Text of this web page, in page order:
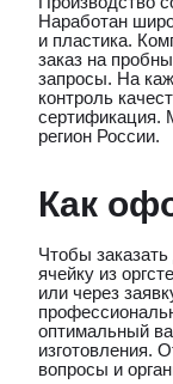
Наработан
и пластика.
заказ на
запросы. На
контроль
сертификация.
регион России.
Как
Чтобы
ячейку из
или через
оптимальный
изготовления.
вопросы и